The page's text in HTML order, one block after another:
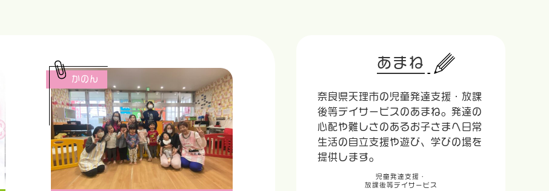
かのん
あまね
奈良県天理市の児童発達支援・放課
後等デイサービスのあまね。発達の
心配や難しさのあるお子さまへ日常
生活の自立支援や遊び、学びの場を
提供します。
児童発達支援・
放課後等デイサービス